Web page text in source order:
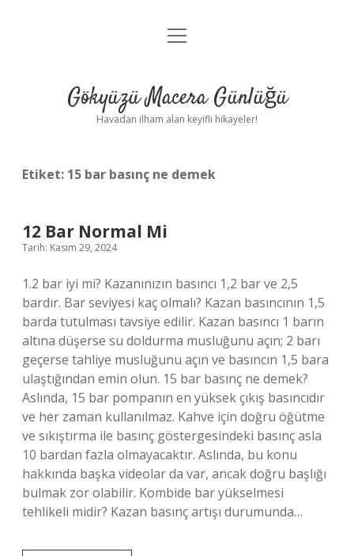
Anasayfa
Yasal Uyarı
menüyü
Gökyüzü Macera Günlüğü
Havadan ilham alan keyifli hikayeler!
Etiket: 15 bar basınç ne demek
12 Bar Normal Mi
Tarih: Kasım 29, 2024
1.2 bar iyi mi? Kazanınızın basıncı 1,2 bar ve 2,5
bardır. Bar seviyesi kaç olmalı? Kazan basıncının 1,5
barda tutulması tavsiye edilir. Kazan basıncı 1 barın
altına düşerse su doldurma musluğunu açın; 2 barı
geçerse tahliye musluğunu açın ve basıncın 1,5 bara
ulaştığından emin olun. 15 bar basınç ne demek?
Aslında, 15 bar pompanın en yüksek çıkış basıncıdır
ve her zaman kullanılmaz. Kahve için doğru öğütme
ve sıkıştırma ile basınç göstergesindeki basınç asla
10 bardan fazla olmayacaktır. Aslında, bu konu
hakkında başka videolar da var, ancak doğru başlığı
bulmak zor olabilir. Kombide bar yükselmesi
tehlikeli midir? Kazan basınç artışı durumunda…